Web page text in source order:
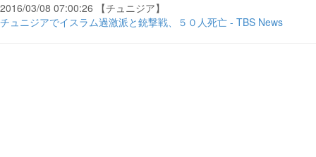
2016/03/08 07:00:26 【チュニジア】
チュニジアでイスラム過激派と銃撃戦、５０人死亡 - TBS News